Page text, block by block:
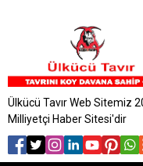
Ülkücü Tavır Web Sitemiz
Milliyetçi Haber Sitesi'dir